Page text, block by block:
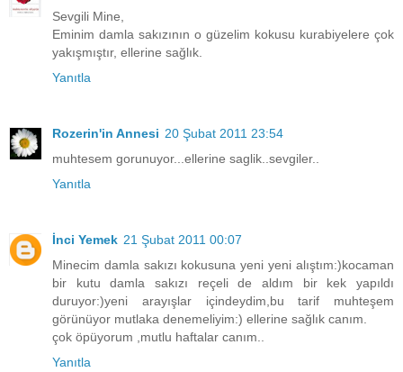
Sevgili Mine,
Eminim damla sakızının o güzelim kokusu kurabiyelere çok
yakışmıştır, ellerine sağlık.
Yanıtla
Rozerin'in Annesi 20 Şubat 2011 23:54
muhtesem gorunuyor...ellerine saglik..sevgiler..
Yanıtla
İnci Yemek 21 Şubat 2011 00:07
Minecim damla sakızı kokusuna yeni yeni alıştım:)kocaman
bir kutu damla sakızı reçeli de aldım bir kek yapıldı
duruyor:)yeni arayışlar içindeydim,bu tarif muhteşem
görünüyor mutlaka denemeliyim:) ellerine sağlık canım.
çok öpüyorum ,mutlu haftalar canım..
Yanıtla